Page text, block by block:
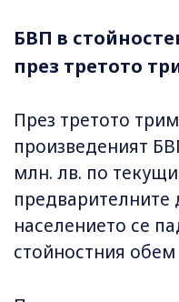
БВП в
през третото
През третото
произведеният
млн. лв. по
предварителните
населението се
стойностния обем